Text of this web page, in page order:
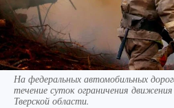
На федеральных автомобильных
течение суток ограничения
Тверской области.